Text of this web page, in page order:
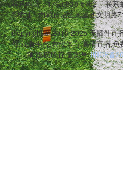
联系电话：176-0838-5752
联系
系地址：西藏自治区凤凰县文明路
Copyright © 2016-2025 无插件直
件,观看平台,在线体育,高清直播,
频 版权所有 备案号:川ICP备